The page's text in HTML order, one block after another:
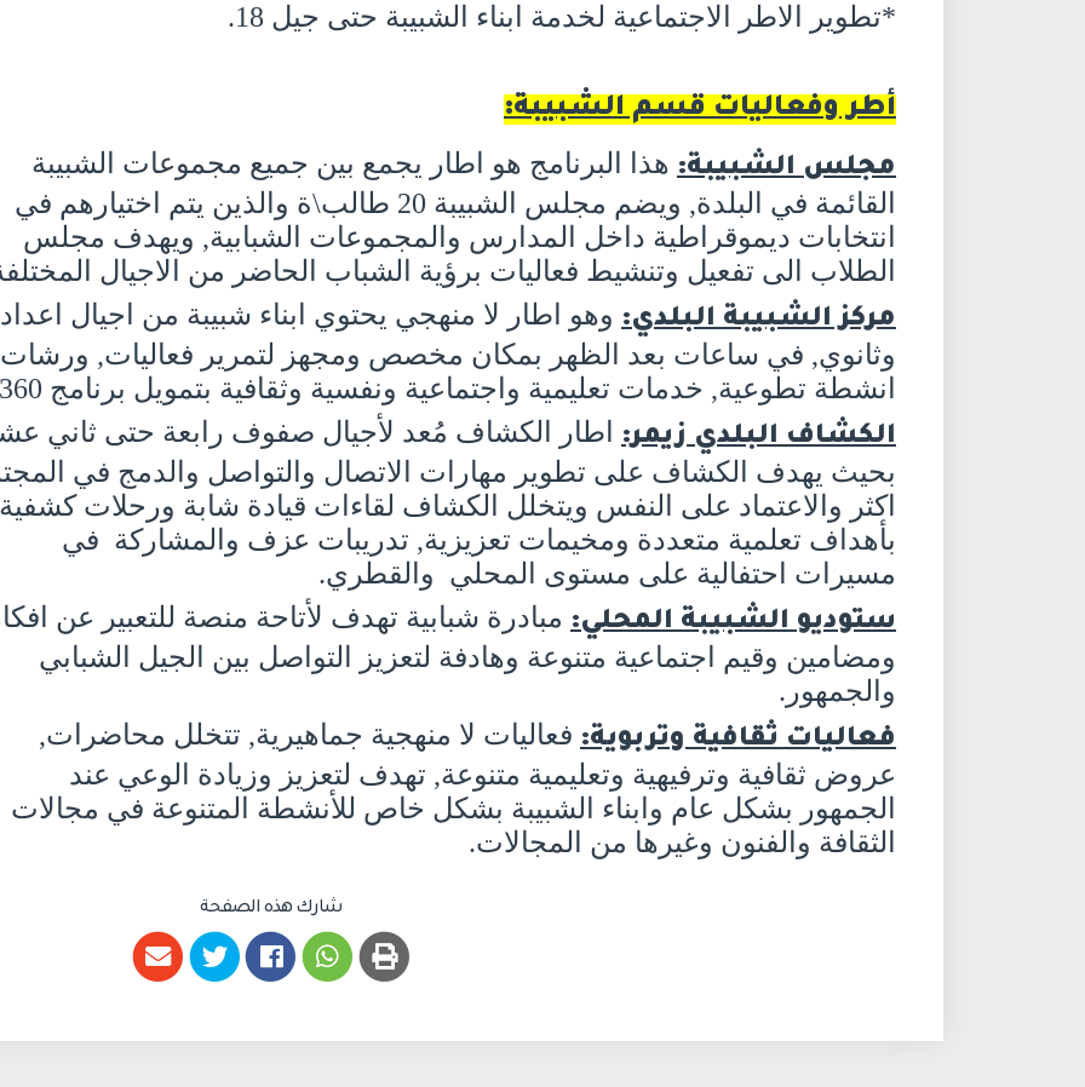
*تطوير الاطر الاجتماعية لخدمة ابناء الشبيبة حتى جيل 18.
أطر وفعاليات قسم الشبيبة:
مجلس الشبيبة: هذا البرنامج هو اطار يجمع بين جميع مجموعات الشبيبة
القائمة في البلدة, ويضم مجلس الشبيبة 20 طالب\ة والذين يتم اختيارهم في
انتخابات ديموقراطية داخل المدارس والمجموعات الشبابية, ويهدف مجلس
الطلاب الى تفعيل وتنشيط فعاليات برؤية الشباب الحاضر من الاجيال
مركز الشبيبة البلدي: وهو اطار لا منهجي يحتوي ابناء شبيبة من اجيال
وثانوي, في ساعات بعد الظهر بمكان مخصص ومجهز لتمرير فعاليات,
انشطة تطوعية, خدمات تعليمية واجتماعية ونفسية وثقافية بتمويل برنامج 360.
الكشاف البلدي زيمر: اطار الكشاف مُعد لأجيال صفوف رابعة حتى ثاني
بحيث يهدف الكشاف على تطوير مهارات الاتصال والتواصل والدمج في
اكثر والاعتماد على النفس ويتخلل الكشاف لقاءات قيادة شابة ورحلات كشفية
بأهداف تعلمية متعددة ومخيمات تعزيزية, تدريبات عزف والمشاركة في
مسيرات احتفالية على مستوى المحلي والقطري.
ستوديو الشبيبة المحلي: مبادرة شبابية تهدف لأتاحة منصة للتعبير عن
ومضامين وقيم اجتماعية متنوعة وهادفة لتعزيز التواصل بين الجيل الشبابي
والجمهور.
فعاليات ثقافية وتربوية: فعاليات لا منهجية جماهيرية, تتخلل محاضرات,
عروض ثقافية وترفيهية وتعليمية متنوعة, تهدف لتعزيز وزيادة الوعي عند
الجمهور بشكل عام وابناء الشبيبة بشكل خاص للأنشطة المتنوعة في مجالات
الثقافة والفنون وغيرها من المجالات.
شارك هذه الصفحة